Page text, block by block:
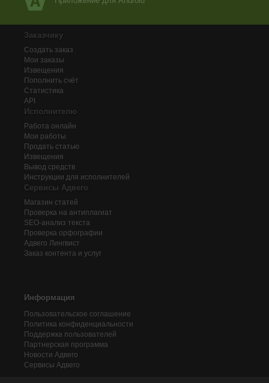
Заказчику
Создать заказ
Мои заказы
Извещения
Пополнить счёт
Статистика
API
Исполнителю
Работа онлайн
Мои работы
Продать статью
Извещения
Вывод средств
Инструкции для исполнителей
Сервисы Адвего
Магазин статей
Проверка на антиплагиат
SEO-анализ текста
Проверка орфографии
Адвего Лингвист
Заказ контента и услуг
Информация
Пользовательское соглашение
Политика конфиденциальности
Поддержка пользователей
Партнерская программа
Новости Адвего
Сервисы Адвего